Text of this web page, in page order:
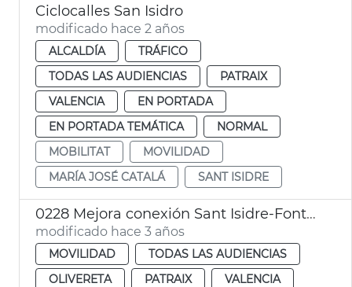
Ciclocalles San Isidro
modificado hace 2 años
ALCALDÍA
TRÁFICO
TODAS LAS AUDIENCIAS
PATRAIX
VALENCIA
EN PORTADA
EN PORTADA TEMÁTICA
NORMAL
MOBILITAT
MOVILIDAD
MARÍA JOSÉ CATALÁ
SANT ISIDRE
0228 Mejora conexión Sant Isidre-Fontsanta
modificado hace 3 años
MOVILIDAD
TODAS LAS AUDIENCIAS
OLIVERETA
PATRAIX
VALENCIA